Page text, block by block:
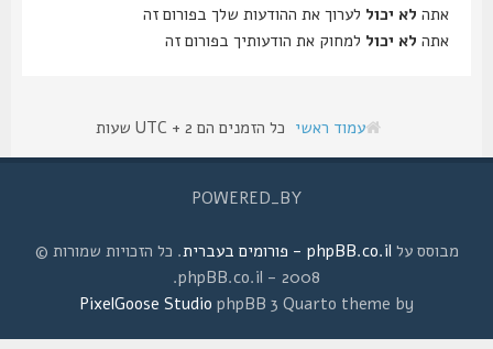
לא יכול לערוך את ההודעות שלך בפורום זה
לא יכול למחוק את הודעותיך בפורום זה
עמוד ראשי כל הזמנים הם UTC + 2 שעות
POWERED_BY
מבוסס עלphpBB.co.il - פורומים בעברית
. כל הזכויות שמורות ©
2008 - phpBB.co.il.
phpBB 3 Quarto theme by
PixelGoose Studio